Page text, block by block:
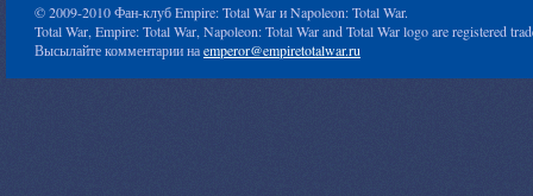
© 2009-2010 Фан-клуб Empire: Total War и Napoleon: Total War.
Total War, Empire: Total War, Napoleon: Total War and Total War logo are registered
Высылайте комментарии наemperor@empiretotalwar.ru